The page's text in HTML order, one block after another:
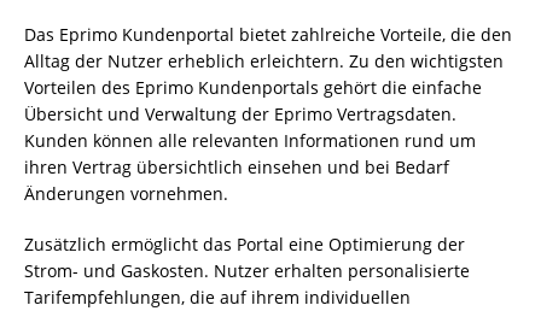
Das Eprimo Kundenportal bietet zahlreiche Vorteile, die den
Alltag der Nutzer erheblich erleichtern. Zu den wichtigsten
Vorteilen des Eprimo Kundenportals gehört die einfache
Übersicht und Verwaltung der Eprimo Vertragsdaten.
Kunden können alle relevanten Informationen rund um
ihren Vertrag übersichtlich einsehen und bei Bedarf
Änderungen vornehmen.
Zusätzlich ermöglicht das Portal eine Optimierung der
Strom- und Gaskosten. Nutzer erhalten personalisierte
Tarifempfehlungen, die auf ihrem individuellen